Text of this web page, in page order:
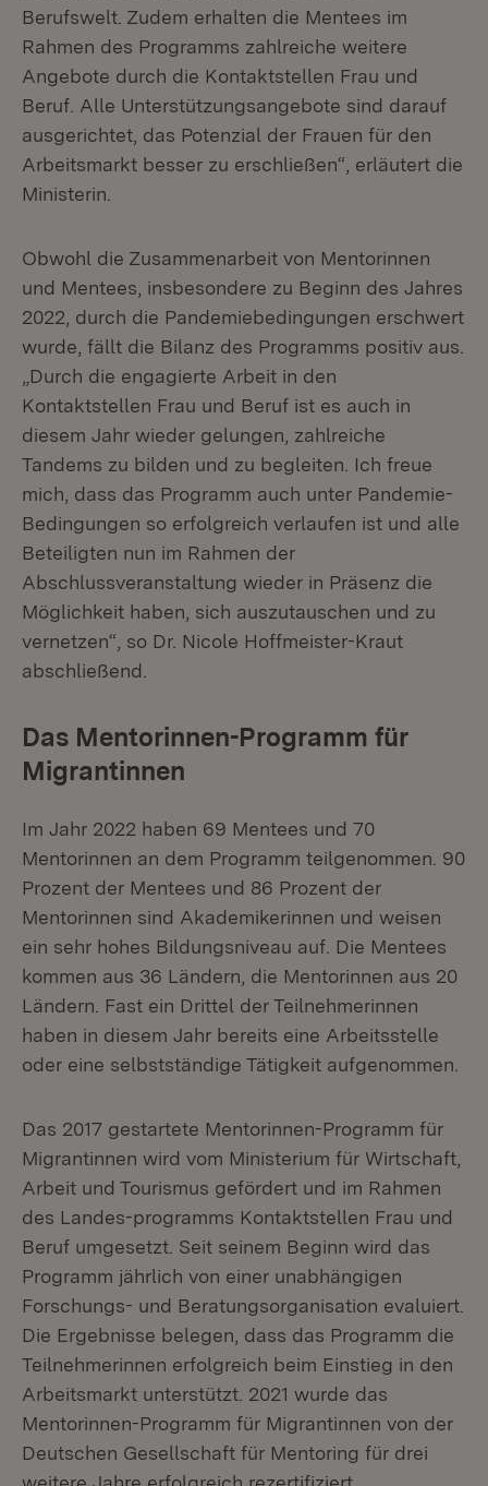
Berufswelt. Zudem erhalten die Mentees im
Rahmen des Programms zahlreiche weitere
Angebote durch die Kontaktstellen Frau und
Beruf. Alle Unterstützungsangebote sind darauf
ausgerichtet, das Potenzial der Frauen für den
Arbeitsmarkt besser zu erschließen“, erläutert die
Ministerin.
Obwohl die Zusammenarbeit von Mentorinnen
und Mentees, insbesondere zu Beginn des Jahres
2022, durch die Pandemiebedingungen erschwert
wurde, fällt die Bilanz des Programms positiv aus.
„Durch die engagierte Arbeit in den
Kontaktstellen Frau und Beruf ist es auch in
diesem Jahr wieder gelungen, zahlreiche
Tandems zu bilden und zu begleiten. Ich freue
mich, dass das Programm auch unter Pandemie-
Bedingungen so erfolgreich verlaufen ist und alle
Beteiligten nun im Rahmen der
Abschlussveranstaltung wieder in Präsenz die
Möglichkeit haben, sich auszutauschen und zu
vernetzen“, so Dr. Nicole Hoffmeister-Kraut
abschließend.
Das Mentorinnen-Programm für
Migrantinnen
Im Jahr 2022 haben 69 Mentees und 70
Mentorinnen an dem Programm teilgenommen. 90
Prozent der Mentees und 86 Prozent der
Mentorinnen sind Akademikerinnen und weisen
ein sehr hohes Bildungsniveau auf. Die Mentees
kommen aus 36 Ländern, die Mentorinnen aus 20
Ländern. Fast ein Drittel der Teilnehmerinnen
haben in diesem Jahr bereits eine Arbeitsstelle
oder eine selbstständige Tätigkeit aufgenommen.
Das 2017 gestartete Mentorinnen-Programm für
Migrantinnen wird vom Ministerium für Wirtschaft,
Arbeit und Tourismus gefördert und im Rahmen
des Landes-programms Kontaktstellen Frau und
Beruf umgesetzt. Seit seinem Beginn wird das
Programm jährlich von einer unabhängigen
Forschungs- und Beratungsorganisation evaluiert.
Die Ergebnisse belegen, dass das Programm die
Teilnehmerinnen erfolgreich beim Einstieg in den
Arbeitsmarkt unterstützt. 2021 wurde das
Mentorinnen-Programm für Migrantinnen von der
Deutschen Gesellschaft für Mentoring für drei